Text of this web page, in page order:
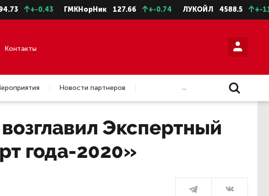
ГМКНорНик 127.66 +-0.74 ЛУКОЙЛ 4588.5 +-11.5
Контакты
Новости партнеров
...
Экспертный
года-2020»